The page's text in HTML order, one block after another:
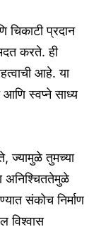
चिकाटी प्रदान
करते. ही
आहे. या
आणि स्वप्ने साध्य
ज्यामुळे तुमच्या
अनिश्चिततेमुळे
संकोच निर्माण
विश्वास